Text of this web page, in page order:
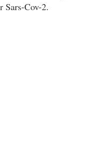
Sars-Cov-2.